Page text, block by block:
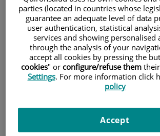
y son más susceptibles a
infección. Por lo tanto,
asegurarnos de brindarles
seguro para su recuperación
casa.
parties (located in countries whose
guarantee an adequate level of data
user authentication, statistical
services and showing personalised
through the analysis of your
accept all cookies by pressing the
cookies" or configure/refuse them
Settings. For more information click
policy
Accept